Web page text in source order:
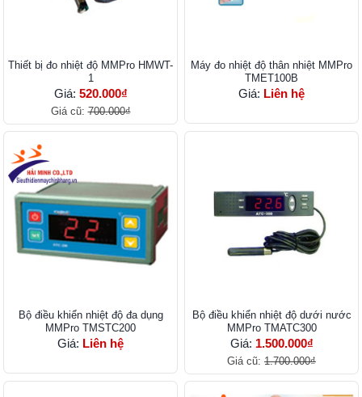
Thiết bị đo nhiệt độ MMPro HMWT-
1
Giá: 520.000₫
Giá cũ:700.000₫
Máy đo nhiệt độ thân nhiệt MMPro
TMET100B
Giá: Liên hệ
Bộ điều khiển nhiệt độ đa dụng
MMPro TMSTC200
Giá: Liên hệ
Bộ điều khiển nhiệt độ dưới nước
MMPro TMATC300
Giá: 1.500.000₫
Giá cũ: 1.700.000₫